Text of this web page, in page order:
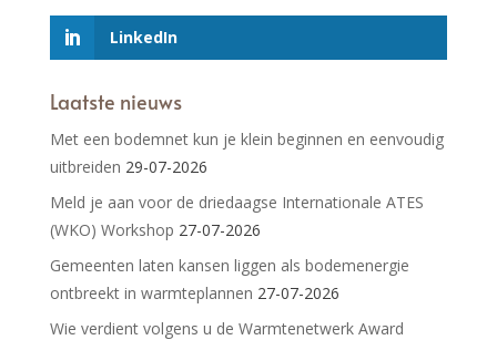
LinkedIn
Laatste nieuws
Met een bodemnet kun je klein beginnen en eenvoudig
uitbreiden 29-07-2026
Meld je aan voor de driedaagse Internationale ATES
(WKO) Workshop 27-07-2026
Gemeenten laten kansen liggen als bodemenergie
ontbreekt in warmteplannen 27-07-2026
Wie verdient volgens u de Warmtenetwerk Award